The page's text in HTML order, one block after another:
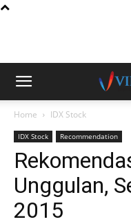
Home IDX Stock
IDX Stock Recommendation
Unggulan,
2015